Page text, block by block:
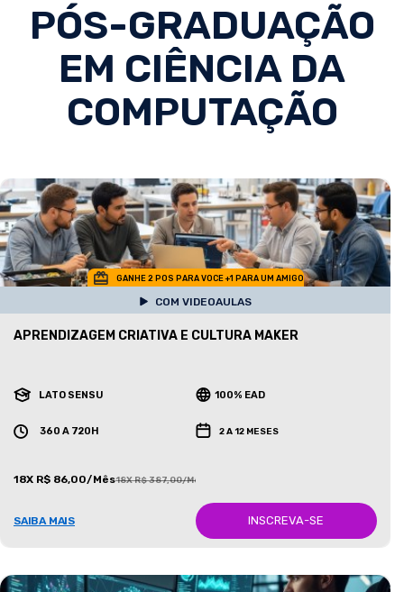
PÓS-GRADUAÇÃO
EM CIÊNCIA DA
COMPUTAÇÃO
GANHE 2 POS PARA VOCE +1 PARA UM AMIGO
COM VIDEOAULAS
APRENDIZAGEM CRIATIVA E CULTURA MAKER
LATO SENSU 100% EAD
360 A 720H 2 A 12 MESES
18X R$ 86,00/Mês18X R$ 387,00/Mês
SAIBA MAIS INSCREVA-SE